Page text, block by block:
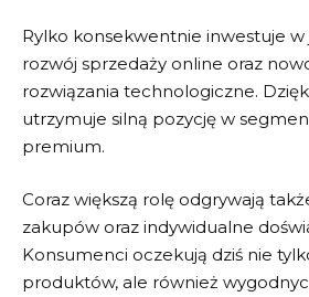
Rylko konsekwentnie inwestuje
rozwój sprzedaży online oraz
rozwiązania technologiczne.
utrzymuje silną pozycję w
premium.
Coraz większą rolę odgrywają
zakupów oraz indywidualne
Konsumenci oczekują dziś nie
produktów, ale również